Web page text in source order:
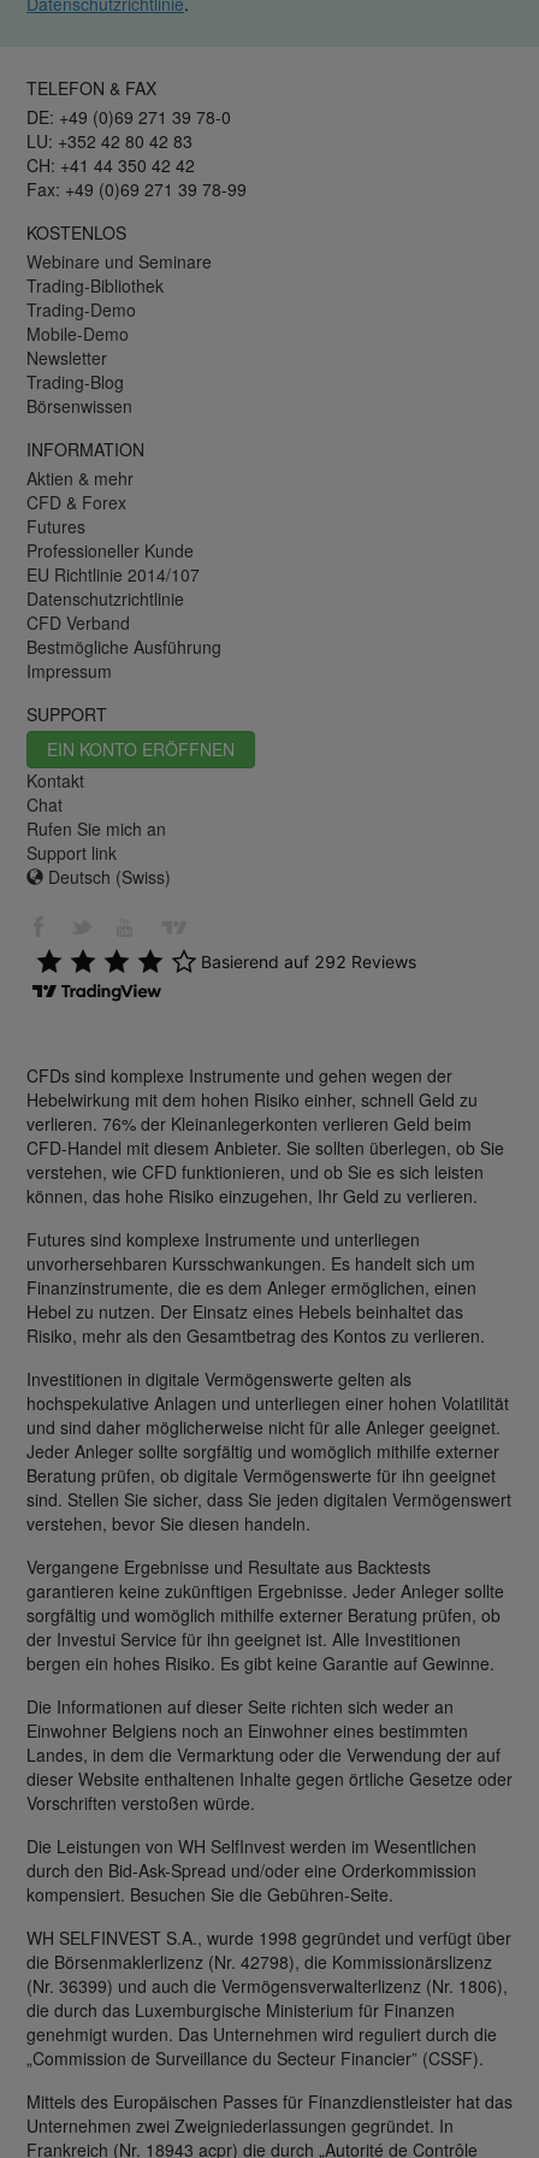
TELEFON & FAX
DE: +49 (0)69 271 39 78-0
LU: +352 42 80 42 83
CH: +41 44 350 42 42
Fax: +49 (0)69 271 39 78-99
KOSTENLOS
Webinare und Seminare
Trading-Bibliothek
Trading-Demo
Mobile-Demo
Newsletter
Trading-Blog
Börsenwissen
INFORMATION
Aktien & mehr
CFD & Forex
Futures
Professioneller Kunde
EU Richtlinie 2014/107
Datenschutzrichtlinie
CFD Verband
Bestmögliche Ausführung
Impressum
SUPPORT
EIN KONTO ERÖFFNEN
Kontakt
Chat
Rufen Sie mich an
Support link
Deutsch (Swiss)
CFDs sind komplexe Instrumente und gehen wegen der
Hebelwirkung mit dem hohen Risiko einher, schnell Geld zu
verlieren. 76% der Kleinanlegerkonten verlieren Geld beim
CFD-Handel mit diesem Anbieter. Sie sollten überlegen, ob Sie
verstehen, wie CFD funktionieren, und ob Sie es sich leisten
können, das hohe Risiko einzugehen, Ihr Geld zu verlieren.
Futures sind komplexe Instrumente und unterliegen
unvorhersehbaren Kursschwankungen. Es handelt sich um
Finanzinstrumente, die es dem Anleger ermöglichen, einen
Hebel zu nutzen. Der Einsatz eines Hebels beinhaltet das
Risiko, mehr als den Gesamtbetrag des Kontos zu verlieren.
Investitionen in digitale Vermögenswerte gelten als
hochspekulative Anlagen und unterliegen einer hohen Volatilität
und sind daher möglicherweise nicht für alle Anleger geeignet.
Jeder Anleger sollte sorgfältig und womöglich mithilfe externer
Beratung prüfen, ob digitale Vermögenswerte für ihn geeignet
sind. Stellen Sie sicher, dass Sie jeden digitalen Vermögenswert
verstehen, bevor Sie diesen handeln.
Vergangene Ergebnisse und Resultate aus Backtests
garantieren keine zukünftigen Ergebnisse. Jeder Anleger sollte
sorgfältig und womöglich mithilfe externer Beratung prüfen, ob
der Investui Service für ihn geeignet ist. Alle Investitionen
bergen ein hohes Risiko. Es gibt keine Garantie auf Gewinne.
Die Informationen auf dieser Seite richten sich weder an
Einwohner Belgiens noch an Einwohner eines bestimmten
Landes, in dem die Vermarktung oder die Verwendung der auf
dieser Website enthaltenen Inhalte gegen örtliche Gesetze oder
Vorschriften verstoßen würde.
Die Leistungen von WH SelfInvest werden im Wesentlichen
durch den Bid-Ask-Spread und/oder eine Orderkommission
kompensiert. Besuchen Sie die Gebühren-Seite.
WH SELFINVEST S.A., wurde 1998 gegründet und verfügt über
die Börsenmaklerlizenz (Nr. 42798), die Kommissionärslizenz
(Nr. 36399) und auch die Vermögensverwalterlizenz (Nr. 1806),
die durch das Luxemburgische Ministerium für Finanzen
genehmigt wurden. Das Unternehmen wird reguliert durch die
„Commission de Surveillance du Secteur Financier” (CSSF).
Mittels des Europäischen Passes für Finanzdienstleister hat das
Unternehmen zwei Zweigniederlassungen gegründet. In
Frankreich (Nr. 18943 acpr) die durch „Autorité de Contrôle